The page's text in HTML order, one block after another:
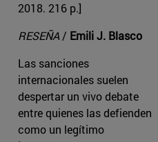
2018. 216 p.]
RESEÑA/ Emili J. Blasco
Las sanciones
internacionales suelen
despertar un vivo debate
entre quienes las defienden
como un legítimo